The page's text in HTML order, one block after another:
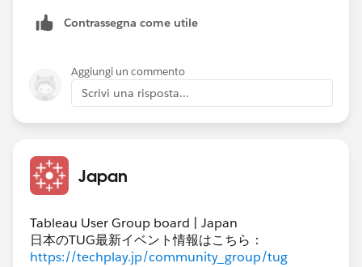
Contrassegna come utile
Aggiungi un commento
Scrivi una risposta...
Japan
Tableau User Group board | Japan
日本のTUG最新イベント情報はこちら：
https://techplay.jp/community_group/tug